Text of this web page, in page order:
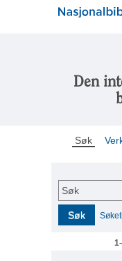
Den
Søk
Søk
Søk